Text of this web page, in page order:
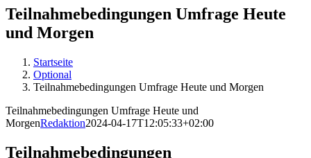
Teilnahmebedingungen Umfrage Heute
und Morgen
Startseite
Optional
Teilnahmebedingungen Umfrage Heute und Morgen
Teilnahmebedingungen Umfrage Heute und
MorgenRedaktion2024-04-17T12:05:33+02:00
Teilnahmebedingungen